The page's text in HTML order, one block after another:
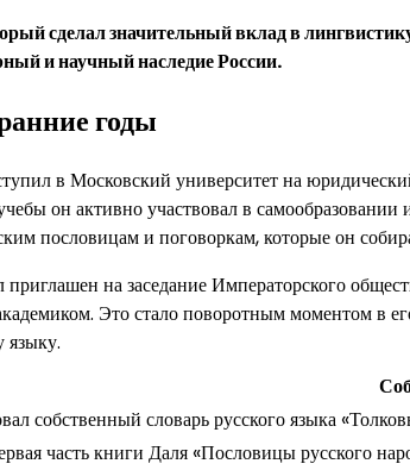
сделал значительный вклад в
и научный наследие России.
годы
в Московский университет на
он активно участвовал в
пословицам и поговоркам, которые он
на заседание Императорского
Это стало поворотным моментом в
языку.
собственный словарь русского языка
часть книги Даля «Пословицы русского